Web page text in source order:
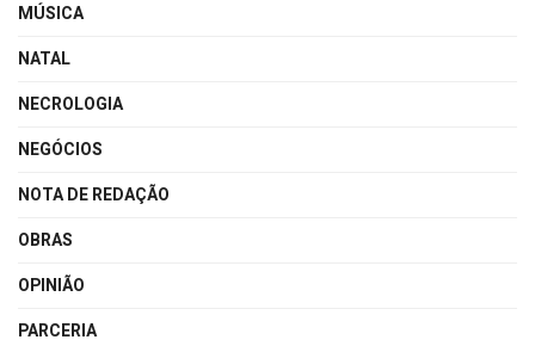
MÚSICA
NATAL
NECROLOGIA
NEGÓCIOS
NOTA DE REDAÇÃO
OBRAS
OPINIÃO
PARCERIA